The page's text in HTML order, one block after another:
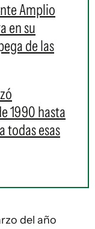
Amplio
en su
de las
1990 hasta
todas esas
del año